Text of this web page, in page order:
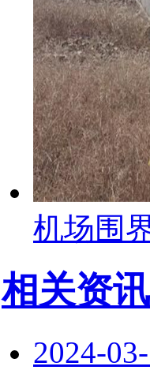
机场围
相关资讯
2024-